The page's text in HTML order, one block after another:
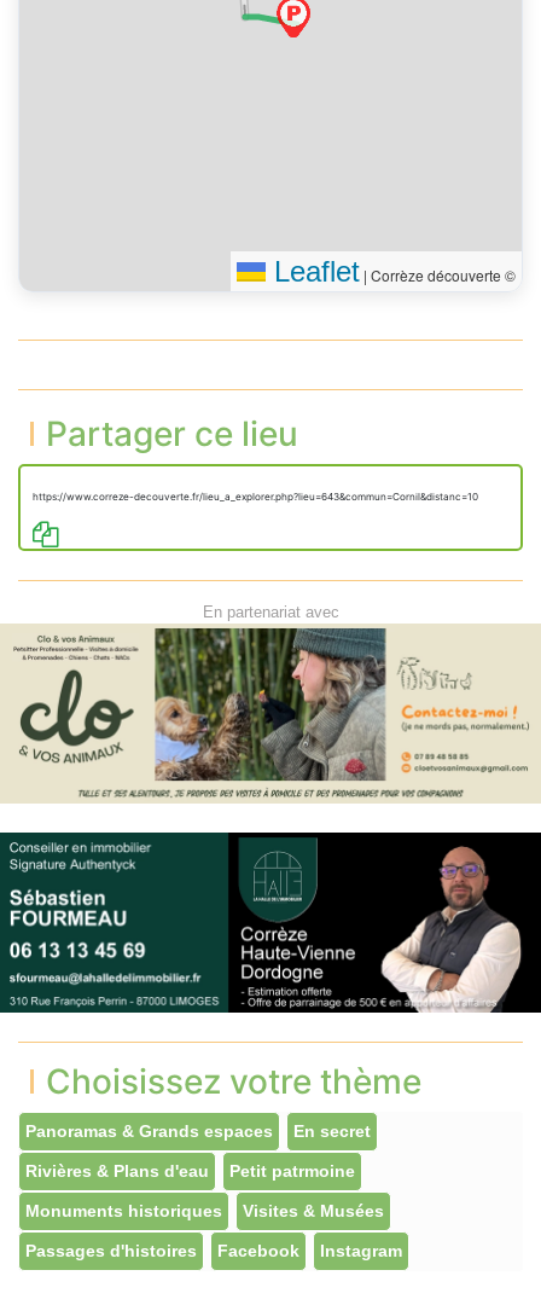
Leaflet | Corrèze découverte ©
Partager ce lieu
https://www.correze-decouverte.fr/lieu_a_explorer.php?lieu=643&commun=Cornil&distanc=10
En partenariat avec
Choisissez votre thème
Panoramas & Grands espaces En secret
Rivières & Plans d'eau Petit patrmoine
Monuments historiques Visites & Musées
Passages d'histoires Facebook Instagram